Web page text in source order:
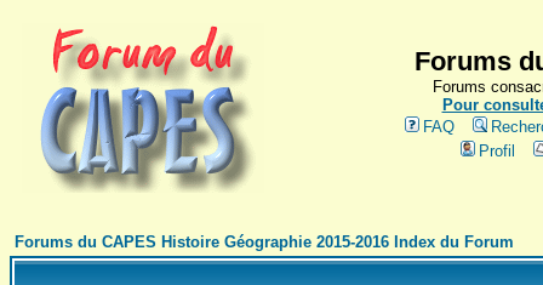
Forums
Forums
Pour
FAQ
Profil
Forums du CAPES Histoire Géographie 2015-2016 Index du Forum